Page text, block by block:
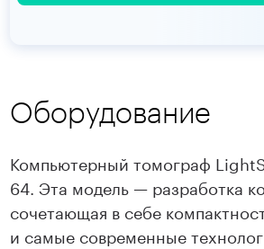
Оборудование
Компьютерный томограф
64. Эта модель — разработка
сочетающая в себе
и самые современные